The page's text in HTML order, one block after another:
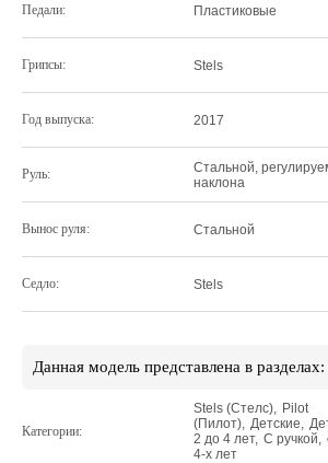
Педали: Пластиковые
Грипсы: Stels
Год выпуска: 2017
Руль:
Стальной,
наклона
Вынос руля: Стальной
Седло: Stels
Данная модель представлена в разделах:
Категории:
Stels (Стелс), Pilot
(Пилот), Детские,
2 до 4 лет, C ручкой,
4-х лет